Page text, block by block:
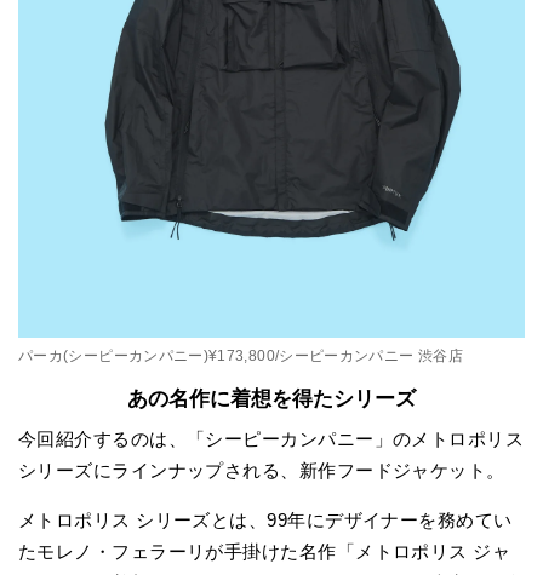
パーカ(シーピーカンパニー)¥173,800/シーピーカンパニー 渋谷店
あの名作に着想を得たシリーズ
今回紹介するのは、「シーピーカンパニー」のメトロポリス
シリーズにラインナップされる、新作フードジャケット。
メトロポリス シリーズとは、99年にデザイナーを務めてい
たモレノ・フェラーリが手掛けた名作「メトロポリス ジャ